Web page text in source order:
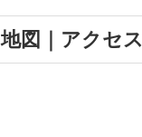
図｜アクセス